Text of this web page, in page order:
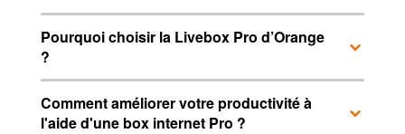
Livebox Pro
dans votre offre
Pourquoi choisir la Livebox Pro d’Orange
?
Comment améliorer votre productivité à
l'aide d'une box internet Pro ?